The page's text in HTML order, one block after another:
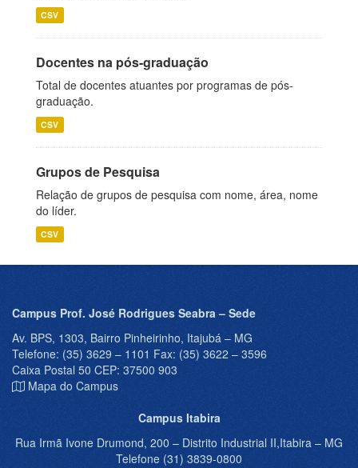
CSV
Docentes na pós-graduação
Total de docentes atuantes por programas de pós-
graduação.
CSV
Grupos de Pesquisa
Relação de grupos de pesquisa com nome, área, nome
do líder.
CSV
Campus Prof. José Rodrigues Seabra – Sede
Av. BPS, 1303, Bairro Pinheirinho, Itajubá – MG
Telefone: (35) 3629 – 1101 Fax: (35) 3622 – 3596
Caixa Postal 50 CEP: 37500 903
Mapa do Campus
Campus Itabira
Rua Irmã Ivone Drumond, 200 – Distrito Industrial II,Itabira – MG
Telefone (31) 3839-0800